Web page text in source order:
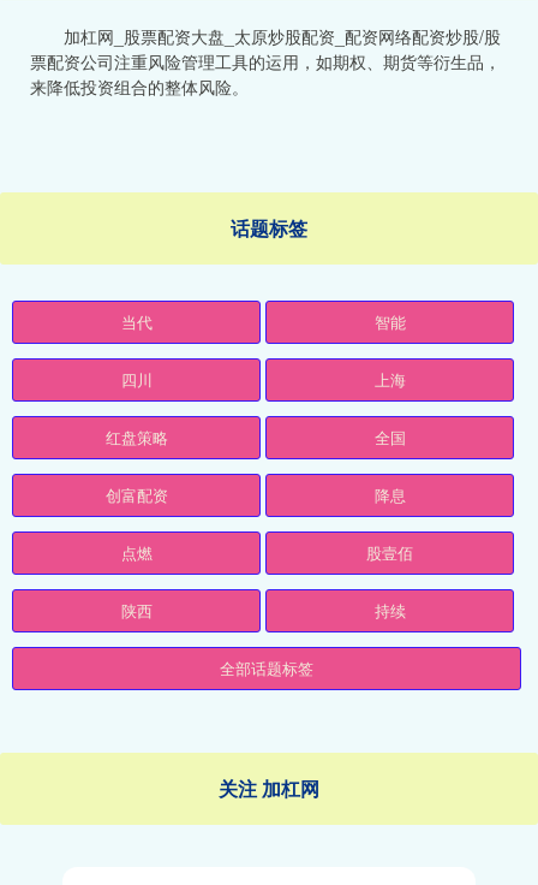
加杠网_股票配资大盘_太原炒股配资_配资网络配资炒股/股
票配资公司注重风险管理工具的运用，如期权、期货等衍生品，
来降低投资组合的整体风险。
话题标签
当代 智能
四川 上海
红盘策略 全国
创富配资 降息
点燃 股壹佰
陕西 持续
全部话题标签
关注 加杠网